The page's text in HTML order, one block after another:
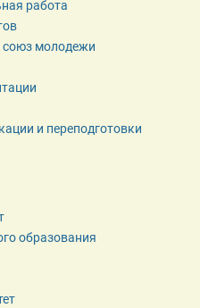
работа
союз молодежи
и переподготовки
образования